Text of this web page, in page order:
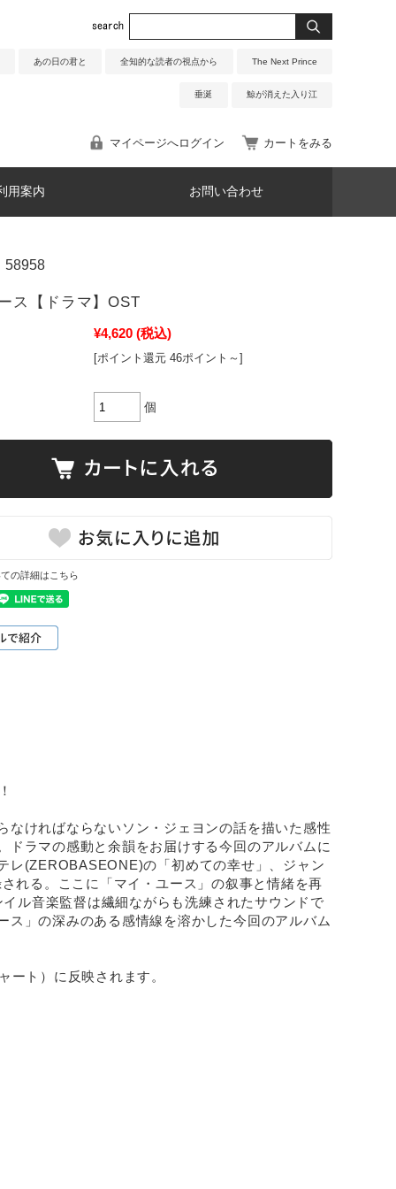
あの日の君と 全知的な読者の視点から The Next Prince
垂涎 鯨が消えた入り江
マイページへログイン カートをみる
用案内 お問い合わせ
58958
ス【ドラマ】OST
¥4,620 (税込)
[ポイント還元 46ポイント～]
個
の詳細はこちら
ければならないソン・ジェヨンの話を描いた感性
ラマの感動と余韻をお届けする今回のアルバムに
レ(ZEROBASEONE)の「初めての幸せ」、ジャン
れる。ここに「マイ・ユース」の叙事と情緒を再
ル音楽監督は繊細ながらも洗練されたサウンドで
」の深みのある感情線を溶かした今回のアルバム
ト）に反映されます。